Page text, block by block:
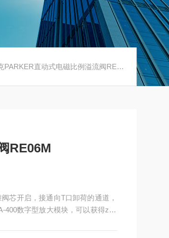
直动式电磁比例溢流阀RE06M
RE06M
芯开启，接通向T口卸荷的通道，
400数字型放大模块，可以获得zhu